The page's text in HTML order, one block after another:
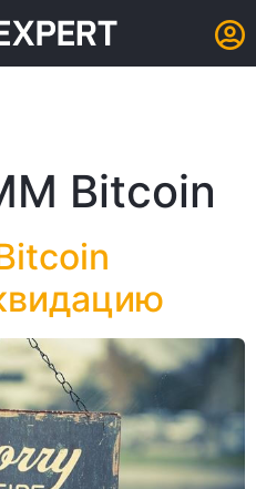
Bitcoin